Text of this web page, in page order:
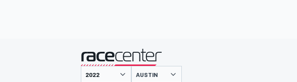
presentado por
AUSTIN